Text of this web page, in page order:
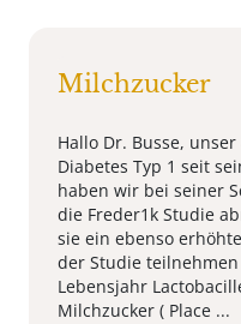
Milchzucker
Hallo Dr. Busse,
Diabetes Typ 1 seit
haben wir bei seiner
die Freder1k Studie
sie ein ebenso
der Studie
Lebensjahr
Milchzucker ( Place ...